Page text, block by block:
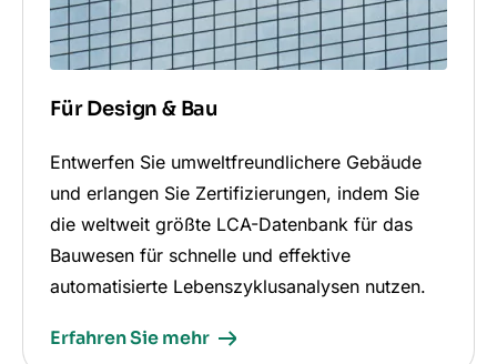
Für Design & Bau
Entwerfen Sie umweltfreundlichere Gebäude
und erlangen Sie Zertifizierungen, indem Sie
die weltweit größte LCA-Datenbank für das
Bauwesen für schnelle und effektive
automatisierte Lebenszyklusanalysen nutzen.
Erfahren Sie mehr